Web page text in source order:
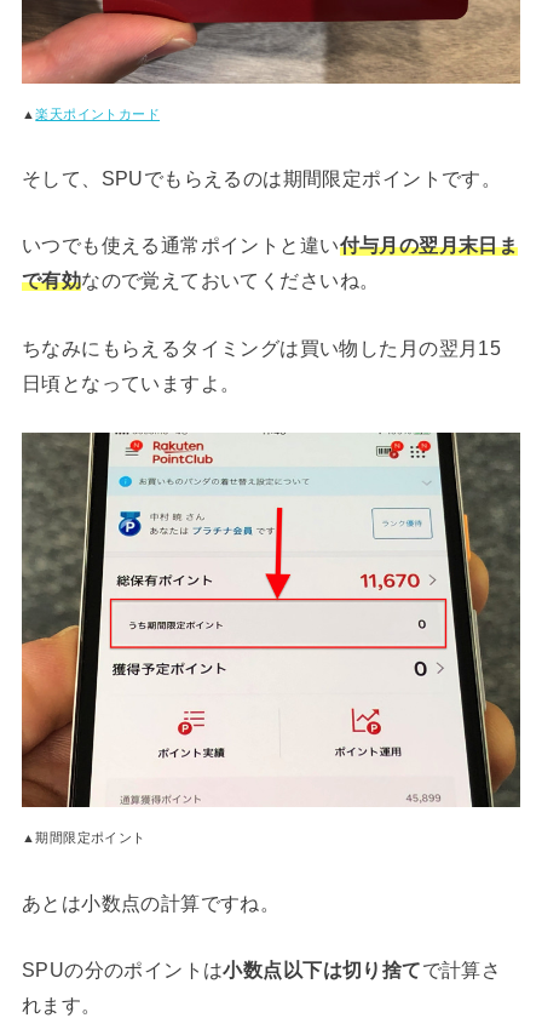
▲楽天ポイントカード
そして、SPUでもらえるのは期間限定ポイントです。
いつでも使える通常ポイントと違い付与月の翌月末日ま
で有効なので覚えておいてくださいね。
ちなみにもらえるタイミングは買い物した月の翌月15
日頃となっていますよ。
▲期間限定ポイント
あとは小数点の計算ですね。
SPUの分のポイントは小数点以下は切り捨てで計算さ
れます。